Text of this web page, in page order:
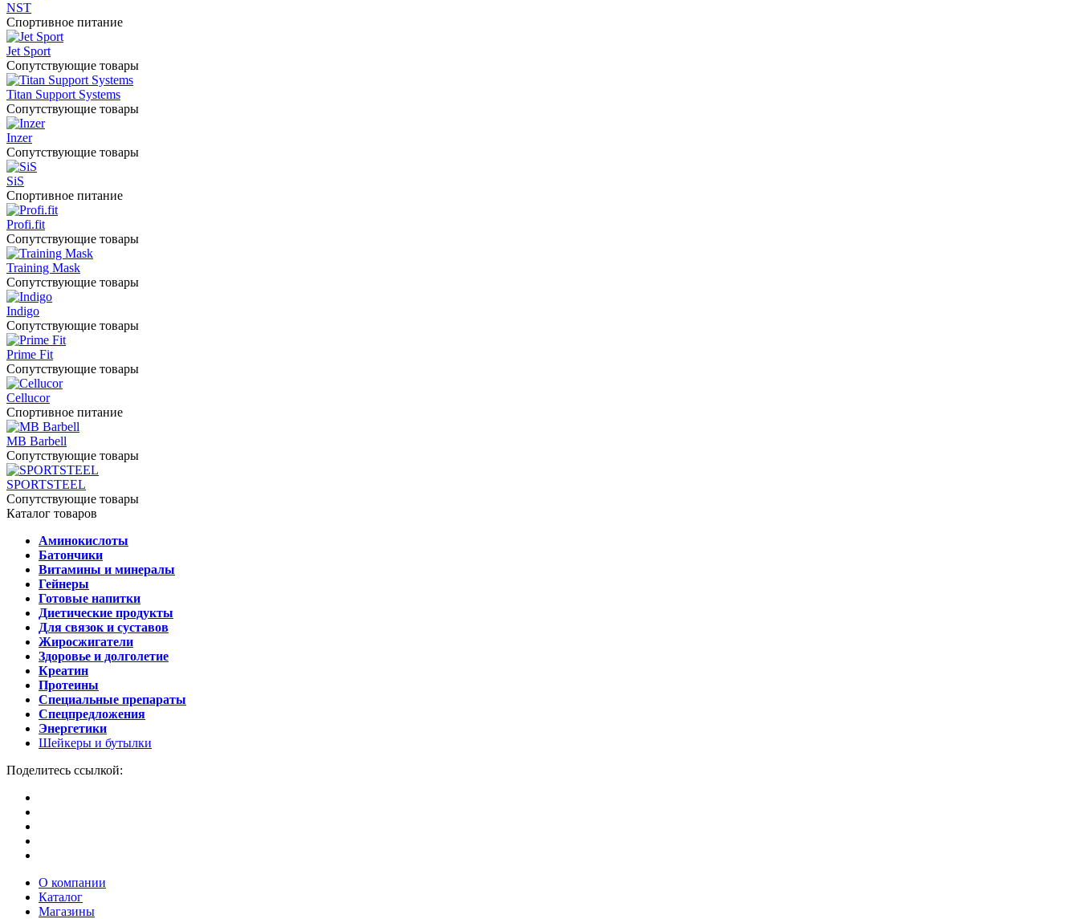
NST
Спортивное питание
Jet Sport
Сопутствующие товары
Titan Support Systems
Сопутствующие товары
Inzer
Сопутствующие товары
SiS
Спортивное питание
Profi.fit
Сопутствующие товары
Training Mask
Сопутствующие товары
Indigo
Сопутствующие товары
Prime Fit
Сопутствующие товары
Cellucor
Спортивное питание
MB Barbell
Сопутствующие товары
SPORTSTEEL
Сопутствующие товары
Каталог товаров
Аминокислоты
Батончики
Витамины и минералы
Гейнеры
Готовые напитки
Диетические продукты
Для связок и суставов
Жиросжигатели
Здоровье и долголетие
Креатин
Протеины
Специальные препараты
Спецпредложения
Энергетики
Шейкеры и бутылки
Поделитесь ссылкой:
О компании
Каталог
Магазины